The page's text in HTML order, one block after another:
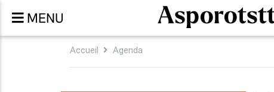
MENU
Accueil Agenda